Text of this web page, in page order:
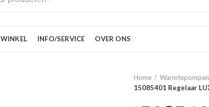
WINKEL INFO/SERVICE OVER ONS
Home
Warmtepompen
15085401 Regelaar